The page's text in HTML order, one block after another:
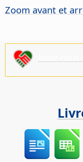
Zoom avant et